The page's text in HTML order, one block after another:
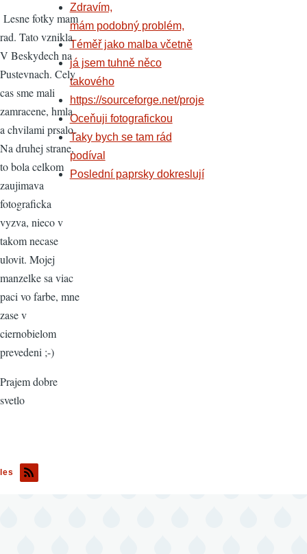
Lesne fotky mam
rad. Tato vznikla
V Beskydech na
Pustevnach. Cely
cas sme mali
zamracene, hmla
a chvilami prsalo.
Na druhej strane,
to bola celkom
zaujimava
fotograficka
vyzva, nieco v
takom necase
ulovit. Mojej
manzelke sa viac
paci vo farbe, mne
zase v
ciernobielom
prevedeni ;-)
Prajem dobre
svetlo
les
Zdravím,
mám podobný problém,
Téměř jako malba včetně
já jsem tuhně něco
takového
https://sourceforge.net/proje
Oceňuji fotografickou
Taky bych se tam rád
podíval
Poslední paprsky dokreslují